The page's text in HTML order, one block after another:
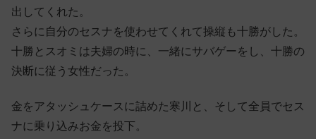
出してくれた。
さらに自分のセスナを使わせてくれて操縦も十勝がした。
十勝とスオミは夫婦の時に、一緒にサバゲーをし、十勝の
決断に従う女性だった。
金をアタッシュケースに詰めた寒川と、そして全員でセス
ナに乗り込みお金を投下。